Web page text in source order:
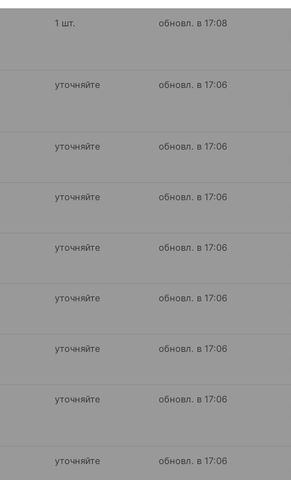
1 шт. обновл. в 17:08
уточняйте обновл. в 17:06
уточняйте обновл. в 17:06
уточняйте обновл. в 17:06
уточняйте обновл. в 17:06
уточняйте обновл. в 17:06
уточняйте обновл. в 17:06
уточняйте обновл. в 17:06
уточняйте обновл. в 17:06